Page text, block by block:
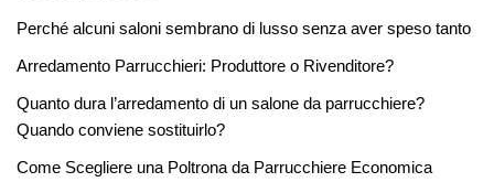
Perché alcuni saloni sembrano di lusso senza aver speso tanto
Arredamento Parrucchieri: Produttore o Rivenditore?
Quanto dura l’arredamento di un salone da parrucchiere?
Quando conviene sostituirlo?
Come Scegliere una Poltrona da Parrucchiere Economica